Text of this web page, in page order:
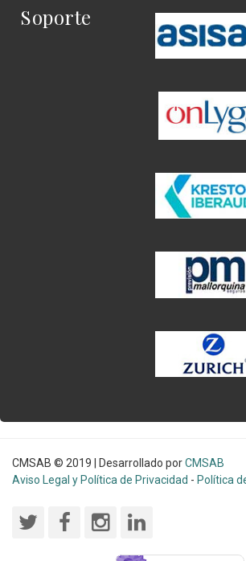
Soporte
CMSAB © 2019 | Desarrollado porCMSAB
Aviso Legal y Política de Privacidad - Política